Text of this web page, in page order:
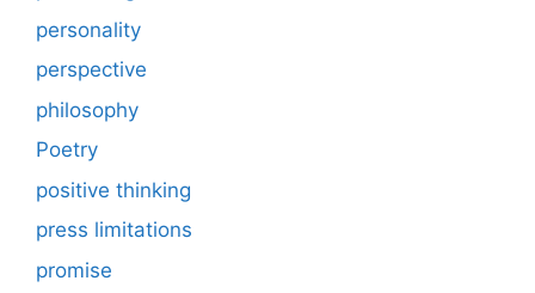
personality
perspective
philosophy
Poetry
positive thinking
press limitations
promise